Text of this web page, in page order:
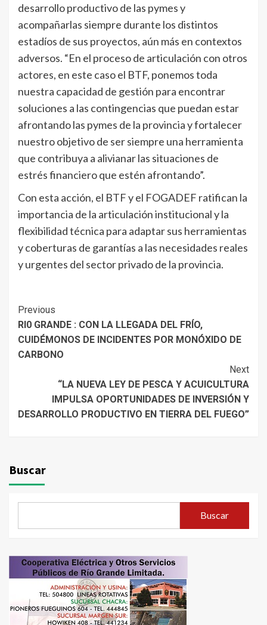
desarrollo productivo de las pymes y
acompañarlas siempre durante los distintos
estadíos de sus proyectos, aún más en contextos
adversos. “En el proceso de articulación con otros
actores, en este caso el BTF, ponemos toda
nuestra capacidad de gestión para encontrar
soluciones a las contingencias que puedan estar
afrontando las pymes de la provincia y fortalecer
nuestro objetivo de ser siempre una herramienta
que contribuya a alivianar las situaciones de
estrés financiero que estén afrontando”.
Con esta acción, el BTF y el FOGADEF ratifican la
importancia de la articulación institucional y la
flexibilidad técnica para adaptar sus herramientas
y coberturas de garantías a las necesidades reales
y urgentes del sector privado de la provincia.
Continue
Reading
Previous
RI0 GRANDE : CON LA LLEGADA DEL FRÍO,
CUIDÉMONOS DE INCIDENTES POR MONÓXIDO DE
CARBONO
Next
“LA NUEVA LEY DE PESCA Y ACUICULTURA
IMPULSA OPORTUNIDADES DE INVERSIÓN Y
DESARROLLO PRODUCTIVO EN TIERRA DEL FUEGO”
Buscar
Buscar